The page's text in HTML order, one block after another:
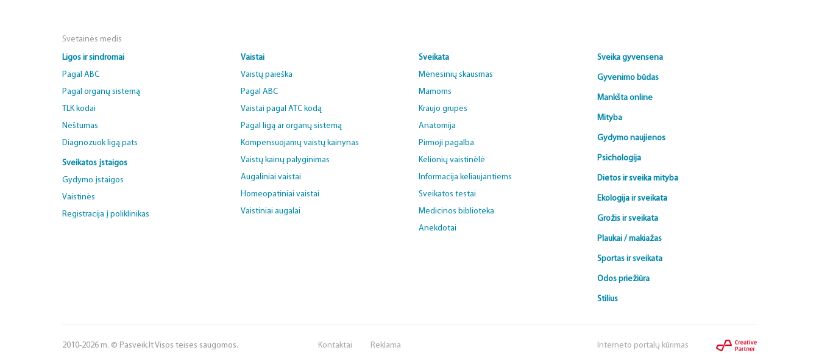
Svetainės medis
Ligos ir sindromai
Pagal ABC
Pagal organų sistemą
TLK kodai
Nėštumas
Diagnozuok ligą pats
Sveikatos įstaigos
Gydymo įstaigos
Vaistinės
Registracija į poliklinikas
Vaistai
Vaistų paieška
Pagal ABC
Vaistai pagal ATC kodą
Pagal ligą ar organų sistemą
Kompensuojamų vaistų kainynas
Vaistų kainų palyginimas
Augaliniai vaistai
Homeopatiniai vaistai
Vaistiniai augalai
Sveikata
Mėnesinių skausmas
Mamoms
Kraujo grupės
Anatomija
Pirmoji pagalba
Kelionių vaistinėlė
Informacija keliaujantiems
Sveikatos testai
Medicinos biblioteka
Anekdotai
Sveika gyvensena
Gyvenimo būdas
Mankšta online
Mityba
Gydymo naujienos
Psichologija
Dietos ir sveika mityba
Ekologija ir sveikata
Grožis ir sveikata
Plaukai / makiažas
Sportas ir sveikata
Odos priežiūra
Stilius
2010-2026 m. © Pasveik.lt Visos teisės saugomos. Kontaktai Reklama Interneto portalų kūrimas